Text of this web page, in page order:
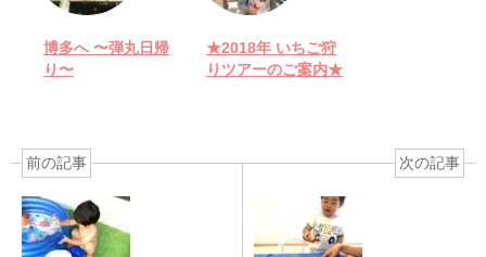
博多へ 〜弾丸日帰
り〜
★2018年 いちご狩
りツアーのご案内★
前の記事 次の記事